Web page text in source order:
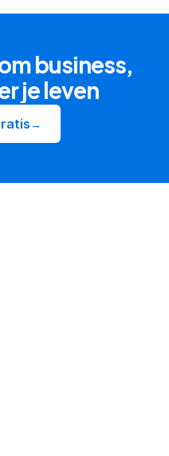
business,
je leven
→